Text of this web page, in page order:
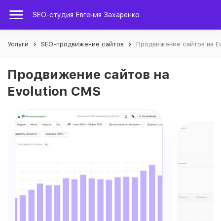
SEO-студия Евгения Захаренко
Услуги SEO-продвижение сайтов Продвижение сайтов на
Продвижение сайтов на
Evolution CMS